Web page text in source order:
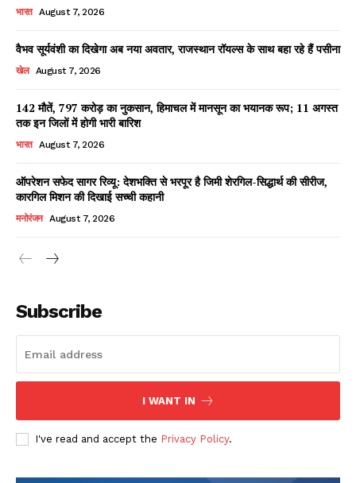
भारत August 7, 2026
वैभव सूर्यवंशी का दिखेगा अब नया अवतार, राजस्थान रॉयल्स के साथ बहा रहे हैं पसीना
खेल August 7, 2026
142 मौतें, 797 करोड़ का नुकसान, हिमाचल में मानसून का भयानक रूप; 11 अगस्त
तक इन जिलों में होगी भारी बारिश
भारत August 7, 2026
ऑपरेशन सफेद सागर रिव्यू: देशभक्ति से भरपूर है जिमी शेरगिल-सिद्धार्थ की सीरीज,
कारगिल मिशन की दिखाई सच्ची कहानी
मनोरंजन August 7, 2026
Subscribe
I WANT IN
I've read and accept the Privacy Policy.